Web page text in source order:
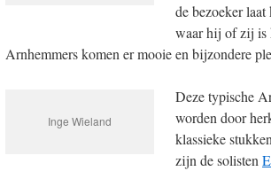
de bezoeker laat
waar hij of zij is
Arnhemmers komen er mooie en bijzondere
Inge Wieland
Deze typische
worden door
klassieke
zijn de solisten